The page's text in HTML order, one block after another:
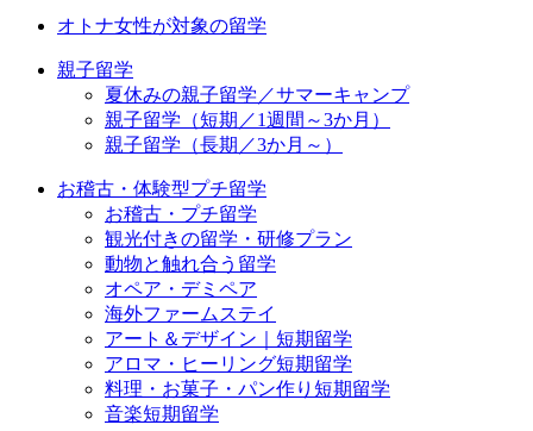
オトナ女性が対象の留学
親子留学
夏休みの親子留学／サマーキャンプ
親子留学（短期／1週間～3か月）
親子留学（長期／3か月～）
お稽古・体験型プチ留学
お稽古・プチ留学
観光付きの留学・研修プラン
動物と触れ合う留学
オペア・デミペア
海外ファームステイ
アート＆デザイン｜短期留学
アロマ・ヒーリング短期留学
料理・お菓子・パン作り短期留学
音楽短期留学